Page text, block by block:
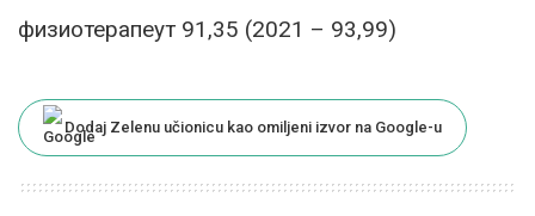
физиотерапеут 91,35 (2021 – 93,99)
Dodaj Zelenu učionicu kao omiljeni izvor na Google-u